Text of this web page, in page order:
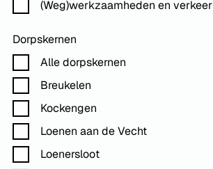
(Weg)werkzaamheden en verkeer
Dorpskernen
Alle dorpskernen
Breukelen
Kockengen
Loenen aan de Vecht
Loenersloot